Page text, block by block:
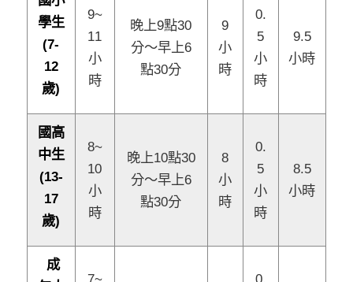
學生
(7-
12
歲)
9~
11
小
時
晚上9點30
分～早上6
點30分
9
小
時
0.
5
小
時
9.5
小時
國高
中生
(13-
17
歲)
8~
10
小
時
晚上10點30
分～早上6
點30分
8
小
時
0.
5
小
時
8.5
小時
成
7~
0.